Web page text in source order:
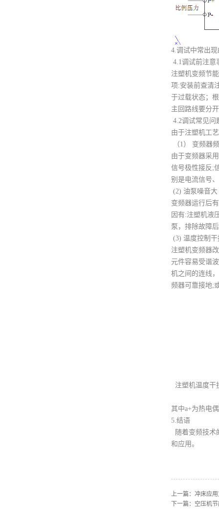
4.调试中常出
4.1调试前注意
注塑机变频节
项:安装前查清
于过载状态；
主回路线要分
4.2调试常见问
由于注塑机工
（1） 变频器
由于变频器采
信号极性接反;
别是电流信号
(2) 油泵噪音大
变频器运行后
因有:注塑机液
泵，排除故障
(3) 温度控制干
注塑机变频器
元件容易受谐
机之间的连线
频器可靠接地;
注塑机温度干
其中a+为热电
5.结语
随着变频技术
和应用。
上一篇： 冲床应
下一篇： 空压机